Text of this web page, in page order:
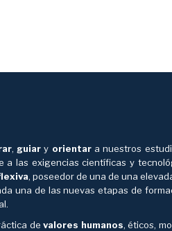
, guiary orientara nuestros
a las exigencias científicas y
, poseedor de una de una
una de las nuevas etapas de
de valores humanos, éticos,